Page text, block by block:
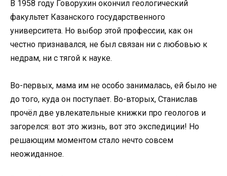
В 1958 году Говорухин окончил геологический
факультет Казанского государственного
университета. Но выбор этой профессии, как он
честно признавался, не был связан ни с любовью к
недрам, ни с тягой к науке.
Во-первых, мама им не особо занималась, ей было не
до того, куда он поступает. Во-вторых, Станислав
прочёл две увлекательные книжки про геологов и
загорелся: вот это жизнь, вот это экспедиции! Но
решающим моментом стало нечто совсем
неожиданное.